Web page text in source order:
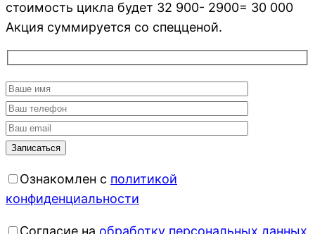
стоимость цикла будет 32 900- 2900= 30 000
Акция суммируется со спецценой.
Ознакомлен с политикой
конфиденциальности
Согласие на обработку персональных данных